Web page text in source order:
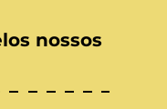
nossos